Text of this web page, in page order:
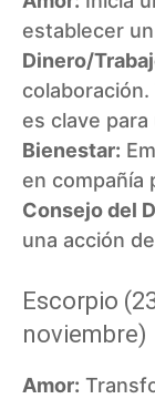
establecer
Dinero/
es clave
Bienestar:
en compañía
Consejo del
una acción
Escorpio
noviembre)
Amor: